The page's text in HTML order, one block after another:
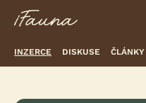
INZERCE DISKUSE ČLÁNKY